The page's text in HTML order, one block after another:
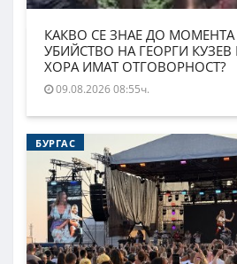
КАКВО СЕ ЗНАЕ ДО
УБИЙСТВО НА ГЕОРГИ
ХОРА ИМАТ ОТГОВОРНОСТ?
09.08.2026 08:55ч.
БУРГАС